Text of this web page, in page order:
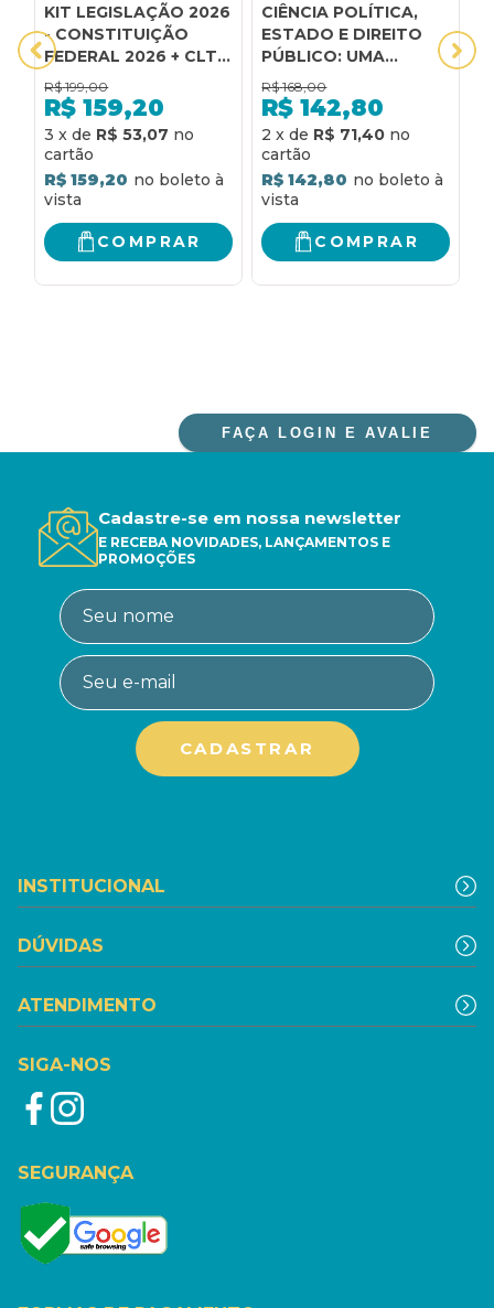
KIT LEGISLAÇÃO 2026
- CONSTITUIÇÃO
FEDERAL 2026 + CLT
2026 + CÓDIGO CIVIL
2026 + CÓDIGO DE
PROCESSO CIVIL 2026
+ CÓDIGO PENAL
2026 + CÓDIGO DE
PROCESSO PENAL
2026
R$ 199,00
R$ 159,20
3 x de R$ 53,07
R$ 159,20
COMPRAR
CIÊNCIA POLÍTICA,
ESTADO E DIREITO
PÚBLICO: UMA
INTRODUÇÃO AO
DIREITO PÚBLICO DA
CONTEMPORANEIDADE
6ª EDIÇÃO
R$ 168,00
R$ 142,80
2 x de R$ 71,40
R$ 142,80
COMPRAR
FAÇA LOGIN E AVALIE
Cadastre-se em nossa newsletter
E RECEBA NOVIDADES, LANÇAMENTOS E
PROMOÇÕES
INSTITUCIONAL
DÚVIDAS
ATENDIMENTO
SIGA-NOS
SEGURANÇA